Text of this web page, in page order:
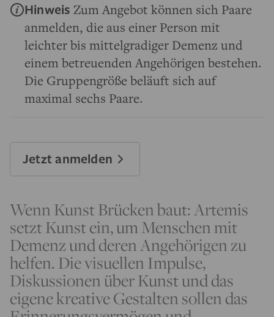
Hinweis Zum Angebot können sich Paare
anmelden, die aus einer Person mit
leichter bis mittelgradiger Demenz und
einem betreuenden Angehörigen bestehen.
Die Gruppengröße beläuft sich auf
maximal sechs Paare.
Jetzt anmelden
Wenn Kunst Brücken baut: Artemis
setzt Kunst ein, um Menschen mit
Demenz und deren Angehörigen zu
helfen. Die visuellen Impulse,
Diskussionen über Kunst und das
eigene kreative Gestalten sollen das